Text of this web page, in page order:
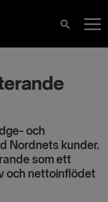
Sök
och
Nordnets kunder.
som ett
och nettoinflödet